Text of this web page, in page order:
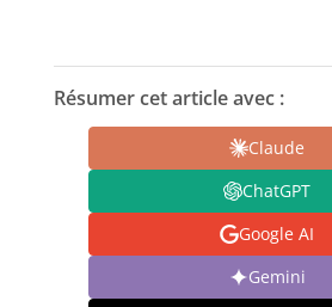
Résumer cet article avec :
Claude
ChatGPT
Google AI
Gemini